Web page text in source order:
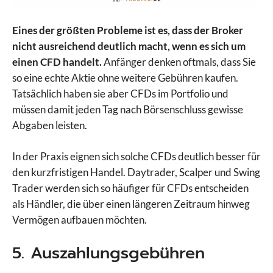
Eines der größten Probleme ist es, dass der Broker
nicht ausreichend deutlich macht, wenn es sich um
einen CFD handelt.Anfänger denken oftmals, dass Sie
so eine echte Aktie ohne weitere Gebühren kaufen.
Tatsächlich haben sie aber CFDs im Portfolio und
müssen damit jeden Tag nach Börsenschluss gewisse
Abgaben leisten.
In der Praxis eignen sich solche CFDs deutlich besser für
den kurzfristigen Handel. Daytrader, Scalper und Swing
Trader werden sich so häufiger für CFDs entscheiden
als Händler, die über einen längeren Zeitraum hinweg
Vermögen aufbauen möchten.
5. Auszahlungsgebühren